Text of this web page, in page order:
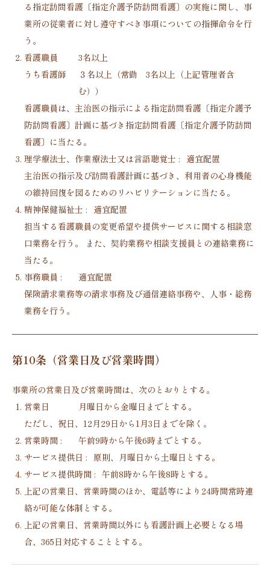
る指定訪問看護〔指定介護予防訪問看護〕の実施に関し、事
業所の従業者に対し遵守すべき事項についての指揮命令を行
う。
看護職員
3名以上
うち看護師
３名以上（常勤 3名以上（上記管理者含
む））
看護職員は、主治医の指示による指定訪問看護〔指定介護予
防訪問看護〕計画に基づき指定訪問看護〔指定介護予防訪問
看護〕に当たる。
理学療法士、作業療法士又は言語聴覚士 : 適宜配置
主治医の指示及び訪問看護計画に基づき、利用者の心身機能
の維持回復を図るためのリハビリテーションに当たる。
精神保健福祉士 : 適宜配置
担当する看護職員の変更希望や提供サービスに関する相談窓
口業務を行う。 また、契約業務や相談支援員との連絡業務に
当たる。
事務職員 :
適宜配置
保険請求業務等の請求事務及び通信連絡事務や、人事・総務
業務を行う。
第10条（営業日及び営業時間）
事業所の営業日及び営業時間は、次のとおりとする。
営業日
月曜日から金曜日までとする。
ただし、祝日、12月29日から1月3日までを除く。
営業時間 :
午前9時から午後6時までとする。
サービス提供日 : 原則、月曜日から土曜日とする。
サービス提供時間 : 午前8時から午後8時とする。
上記の営業日、営業時間のほか、電話等により24時間常時連
絡が可能な体制とする。
上記の営業日、営業時間以外にも看護計画上必要となる場
合、365日対応することとする。